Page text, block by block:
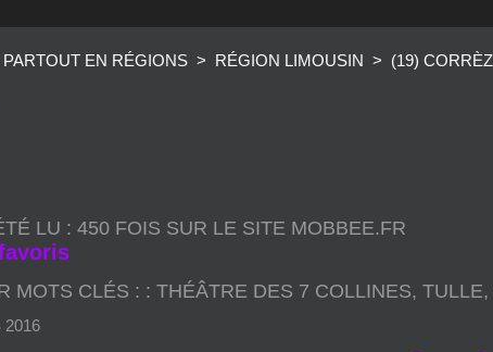
EN RÉGIONS > RÉGION LIMOUSIN > (19)
LU : 450 FOIS SUR LE SITE MOBBEE.FR
MOTS CLÉS : :THÉÂTRE DES 7 COLLINES,TULLE
2016